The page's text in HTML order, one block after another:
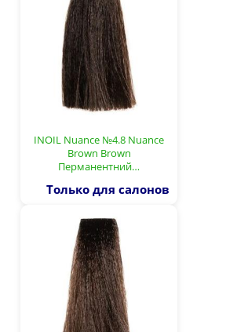
INOIL Nuance №4.8 Nuance
Brown Brown
Перманентний…
Только для салонов